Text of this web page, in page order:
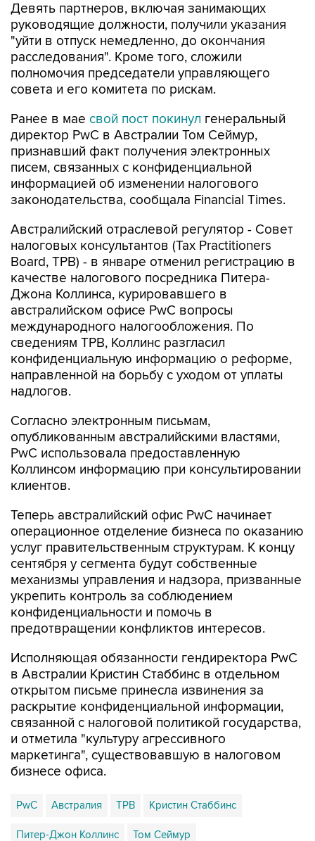
Девять партнеров, включая занимающих
руководящие должности, получили указания
"уйти в отпуск немедленно, до окончания
расследования". Кроме того, сложили
полномочия председатели управляющего
совета и его комитета по рискам.
Ранее в мае свой пост покинул генеральный
директор PwC в Австралии Том Сеймур,
признавший факт получения электронных
писем, связанных с конфиденциальной
информацией об изменении налогового
законодательства, сообщала Financial Times.
Австралийский отраслевой регулятор - Совет
налоговых консультантов (Tax Practitioners
Board, TPB) - в январе отменил регистрацию в
качестве налогового посредника Питера-
Джона Коллинса, курировавшего в
австралийском офисе PwC вопросы
международного налогообложения. По
сведениям TPB, Коллинс разгласил
конфиденциальную информацию о реформе,
направленной на борьбу с уходом от уплаты
надлогов.
Согласно электронным письмам,
опубликованным австралийскими властями,
PwC использовала предоставленную
Коллинсом информацию при консультировании
клиентов.
Теперь австралийский офис PwC начинает
операционное отделение бизнеса по оказанию
услуг правительственным структурам. К концу
сентября у сегмента будут собственные
механизмы управления и надзора, призванные
укрепить контроль за соблюдением
конфиденциальности и помочь в
предотвращении конфликтов интересов.
Исполняющая обязанности гендиректора PwC
в Австралии Кристин Стаббинс в отдельном
открытом письме принесла извинения за
раскрытие конфиденциальной информации,
связанной с налоговой политикой государства,
и отметила "культуру агрессивного
маркетинга", существовавшую в налоговом
бизнесе офиса.
PwC Австралия TPB Кристин Стаббинс
Питер-Джон Коллинс Том Сеймур